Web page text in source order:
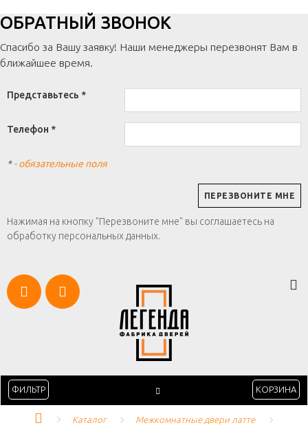
ОБРАТНЫЙ ЗВОНОК
Спасибо за Вашу заявку! Наши менеджеры перезвонят Вам в
ближайшее время.
Представьтесь *
Телефон *
*- обязательные поля
Нажимая на кнопку "Перезвоните мне" вы соглашаетесь на
обработку персональных данных.
ФИЛЬТР КОРЗИНА
Каталог Межкомнатные двери латте